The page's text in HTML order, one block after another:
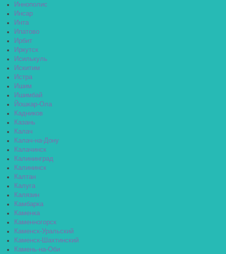
Иннополис
Инсар
Инта
Ипатово
Ирбит
Иркутск
Исилькуль
Искитим
Истра
Ишим
Ишимбай
Йошкар-Ола
Кадников
Казань
Калач
Калач-на-Дону
Калачинск
Калининград
Калининск
Калтан
Калуга
Калязин
Камбарка
Каменка
Каменногорск
Каменск-Уральский
Каменск-Шахтинский
Камень-на-Оби